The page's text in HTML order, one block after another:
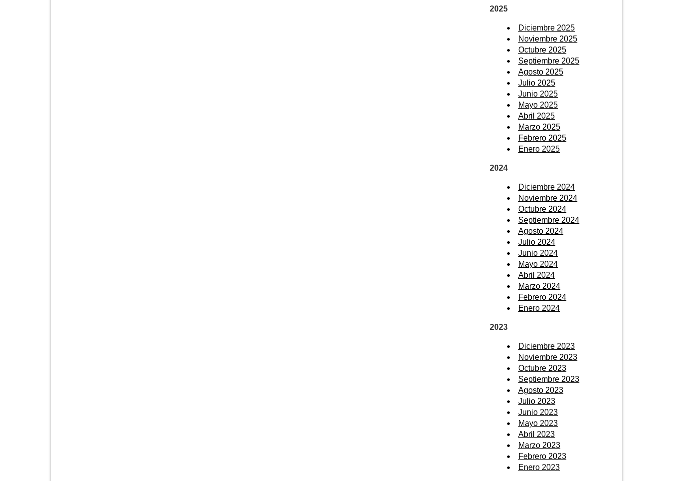
2025
Diciembre 2025
Noviembre 2025
Octubre 2025
Septiembre 2025
Agosto 2025
Julio 2025
Junio 2025
Mayo 2025
Abril 2025
Marzo 2025
Febrero 2025
Enero 2025
2024
Diciembre 2024
Noviembre 2024
Octubre 2024
Septiembre 2024
Agosto 2024
Julio 2024
Junio 2024
Mayo 2024
Abril 2024
Marzo 2024
Febrero 2024
Enero 2024
2023
Diciembre 2023
Noviembre 2023
Octubre 2023
Septiembre 2023
Agosto 2023
Julio 2023
Junio 2023
Mayo 2023
Abril 2023
Marzo 2023
Febrero 2023
Enero 2023